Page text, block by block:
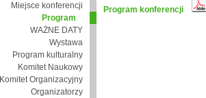
Miejsce konferencji
Program
WAŻNE DATY
Wystawa
Program kulturalny
Komitet Naukowy
Komitet Organizacyjny
Organizatorzy
Program konferencji